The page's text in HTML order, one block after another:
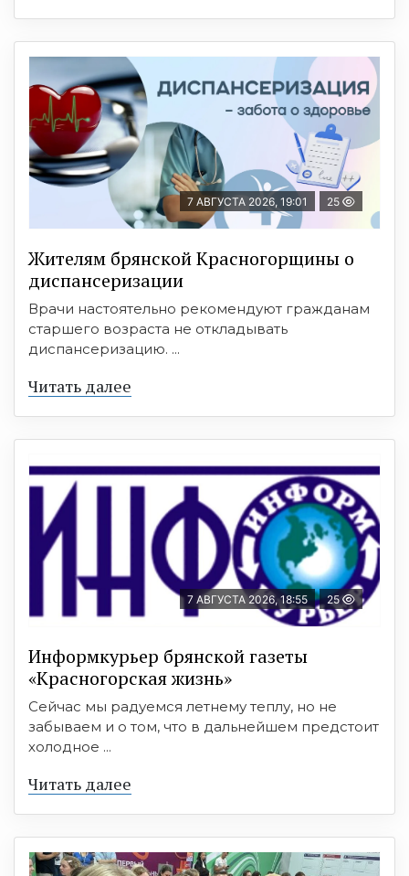
7 АВГУСТА 2026, 19:01 25
Жителям брянской Красногорщины о
диспансеризации
Врачи настоятельно рекомендуют гражданам
старшего возраста не откладывать
диспансеризацию. ...
Читать далее
7 АВГУСТА 2026, 18:55 25
Информкурьер брянской газеты
«Красногорская жизнь»
Сейчас мы радуемся летнему теплу, но не
забываем и о том, что в дальнейшем предстоит
холодное ...
Читать далее